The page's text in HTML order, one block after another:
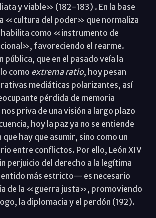
y viable» (182-183) . En la base
«cultura del poder» que normaliza
como «instrumento de
favoreciendo el rearme.
pública, que en el pasado veía la
como extrema ratio, hoy pesan
mediáticas polarizantes, así
pérdida de memoria
priva de una visión a largo plazo
hoy la paz ya no se entiende
que hay que asumir, sino como un
entre conflictos. Por ello, León XIV
perjuicio del derecho a la legítima
más estricto— es necesario
de la «guerra justa», promoviendo
la diplomacia y el perdón (192).